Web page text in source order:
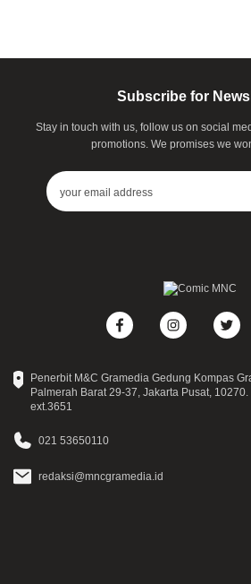
Subscribe for
Stay in touch with us, follow us on social
promotions. We promises we
Penerbit M&C Gramedia Gedung Kompas
Palmerah Barat 29-37, Jakarta Pusat,
ext.3651
021 53650110
redaksi@mncgramedia.id